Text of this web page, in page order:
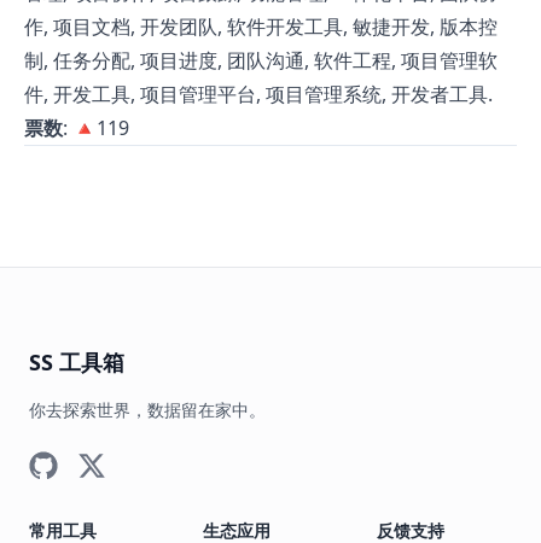
作, 项目文档, 开发团队, 软件开发工具, 敏捷开发, 版本控
制, 任务分配, 项目进度, 团队沟通, 软件工程, 项目管理软
件, 开发工具, 项目管理平台, 项目管理系统, 开发者工具.
票数: 🔺119
SS 工具箱
你去探索世界，数据留在家中。
常用工具
生态应用
反馈支持